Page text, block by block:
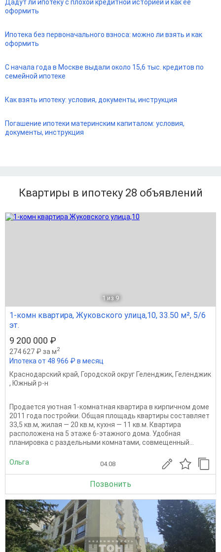
Дадут ли ипотеку с плохой кредитной историей и как ее
оформить
Ипотека без первоначального взноса: можно ли взять и как
оформить
С начала года в Москве выдали около 15,6 тыс. кредитов по
семейной ипотеке
Как взять ипотеку: условия, документы, инструкция
Погашение ипотеки материнским капиталом: условия,
документы, инструкция
Квартиры в ипотеку 28 объявлений
1 из 9
1-комн квартира, Жуковского улица,10, 33.50 м², 5/6
эт.
9 200 000 ₽
274 627 ₽ за м2
Ипотека от 48 966 ₽ в месяц
Краснодарский край, Городской округ Геленджик, Геленджик
, Южный р-н
Продается уютная 1-комнатная квартира в кирпичном доме
2011 года постройки. Общая площадь квартиры составляет
33,5 кв.м, жилая — 20 кв.м, кухня — 11 кв.м. Квартира
расположена на 5 этаже 6-этажного дома. Удобная
планировка с раздельными комнатами, совмещенный...
Ольга 04.08
Позвонить